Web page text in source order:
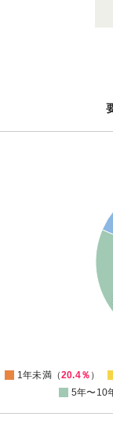
1年未満（20.4％ ）
5年〜10